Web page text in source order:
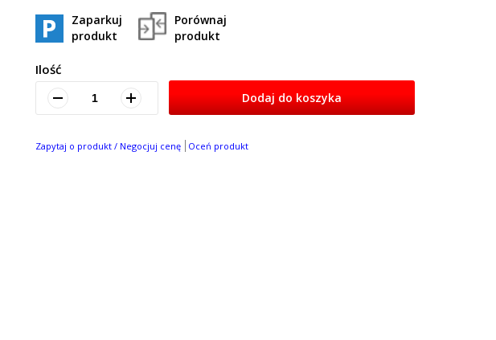
Zaparkuj
produkt
Porównaj
produkt
Ilość
Dodaj do koszyka
Zapytaj o produkt / Negocjuj cenę Oceń produkt